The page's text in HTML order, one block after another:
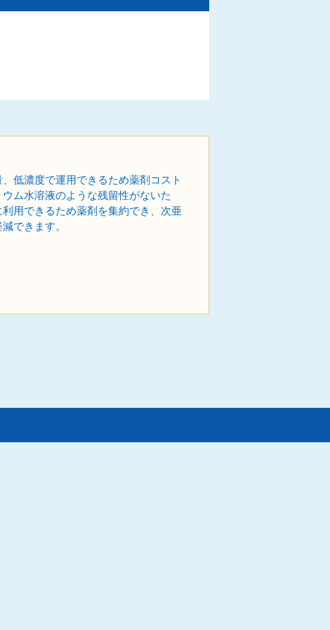
低濃度で運用できるため薬剤コスト
ム水溶液のような残留性がないた
用できるため薬剤を集約でき、次亜
できます。